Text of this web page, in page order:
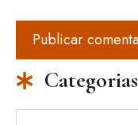
Categorias